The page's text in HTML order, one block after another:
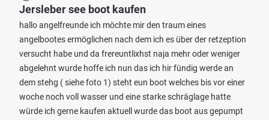
Jersleber see boot kaufen
hallo angelfreunde ich möchte mir den traum eines
angelbootes ermöglichen nach dem ich es über der retzeption
versucht habe und da frereuntlixhst naja mehr oder weniger
abgelehnt wurde hoffe ich nun das ich hir fündig werde an
dem stehg ( siehe foto 1) steht eun boot welches bis vor einer
woche noch voll wasser und eine starke schräglage hatte
würde ich gerne kaufen aktuell wurde das boot aus gepumpt